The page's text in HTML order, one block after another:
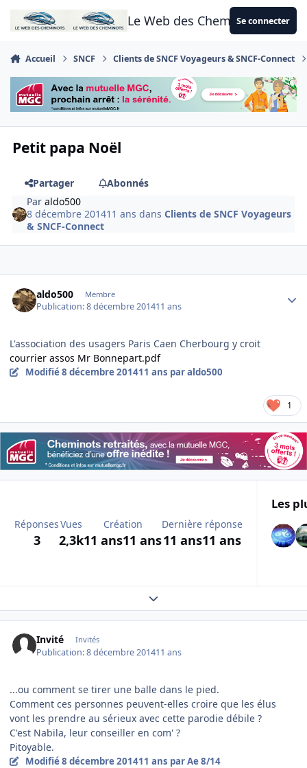
Aller au contenu
Le Web des CheminotsSe connecter
Accueil SNCF Clients de SNCF Voyageurs & SNCF-Connect
Petit papa Noël
Partager
Abonnés
Paraldo500
8 décembre 201411 ans dansClients de SNCF Voyageurs
& SNCF-Connect
aldo500 Membre
Publication:8 décembre 201411 ans
L'association des usagers Paris Caen Cherbourg y croit
courrier assos Mr Bonnepart.pdf
Modifié8 décembre 201411 ans par aldo500
1
Réponses
3
Vues
2,3k
Création
11 ans11 ans
Dernière réponse
11 ans11 ans
Les
Expand topic overview
Invité Invités
Publication:8 décembre 201411 ans
...ou comment se tirer une balle dans le pied.
Comment ces personnes peuvent-elles croire que les élus
vont les prendre au sérieux avec cette parodie débile ?
C'est Nabila, leur conseiller en com' ?
Pitoyable.
Modifié8 décembre 201411 ans par Ae 8/14